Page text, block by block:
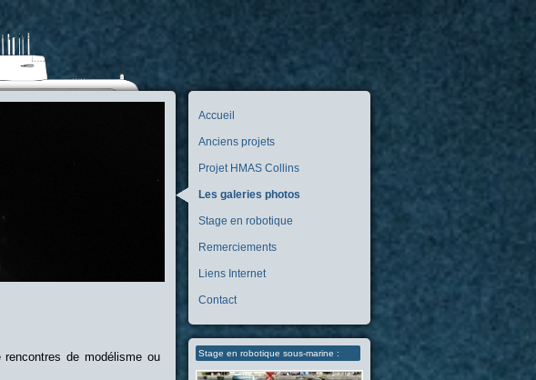
Accueil
Anciens projets
Projet HMAS Collins
Les galeries photos
Stage en robotique
Remerciements
Liens Internet
Contact
Stage en robotique sous-marine :
de modélisme ou